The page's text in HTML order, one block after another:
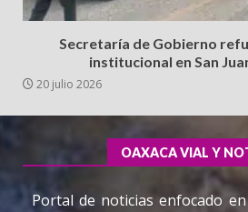
Secretaría de Gobierno
institucional en San
20 julio 2026
OAXACA VIAL Y
Portal de noticias enfocado